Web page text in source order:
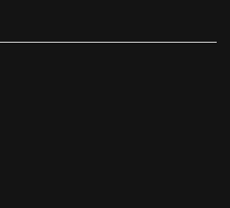
empresas – MBA